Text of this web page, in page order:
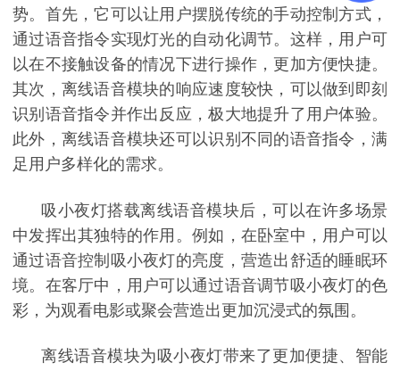
势。首先，它可以让用户摆脱传统的手动控制方式，
通过语音指令实现灯光的自动化调节。这样，用户可
以在不接触设备的情况下进行操作，更加方便快捷。
其次，离线语音模块的响应速度较快，可以做到即刻
识别语音指令并作出反应，极大地提升了用户体验。
此外，离线语音模块还可以识别不同的语音指令，满
足用户多样化的需求。
吸小夜灯搭载离线语音模块后，可以在许多场景
中发挥出其独特的作用。例如，在卧室中，用户可以
通过语音控制吸小夜灯的亮度，营造出舒适的睡眠环
境。在客厅中，用户可以通过语音调节吸小夜灯的色
彩，为观看电影或聚会营造出更加沉浸式的氛围。
离线语音模块为吸小夜灯带来了更加便捷、智能